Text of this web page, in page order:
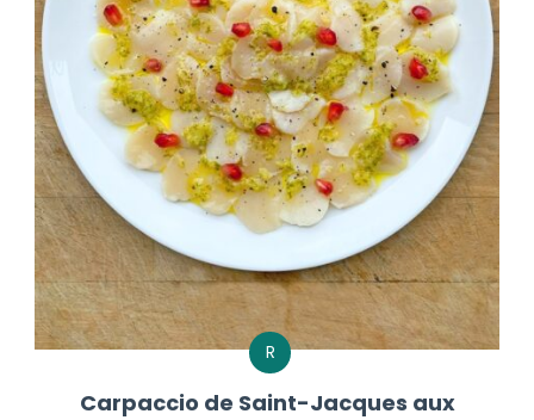
R
Carpaccio de Saint-Jacques aux